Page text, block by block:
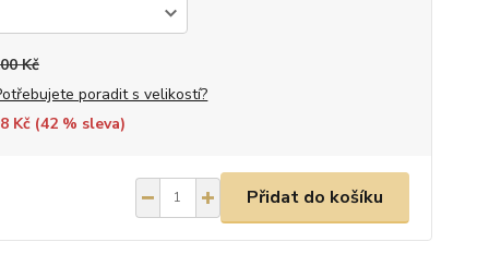
Kč
poradit s velikostí?
Kč (42% sleva)
Přidat do košíku